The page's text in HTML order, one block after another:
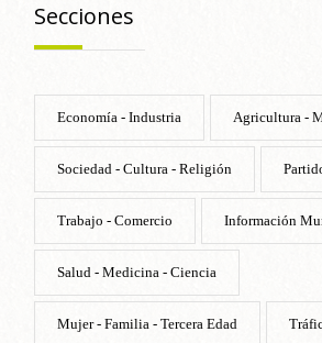
Secciones
Economía - Industria Agricultura -
Sociedad - Cultura - Religión
Trabajo - Comercio Información
Salud - Medicina - Ciencia
Mujer - Familia - Tercera Edad